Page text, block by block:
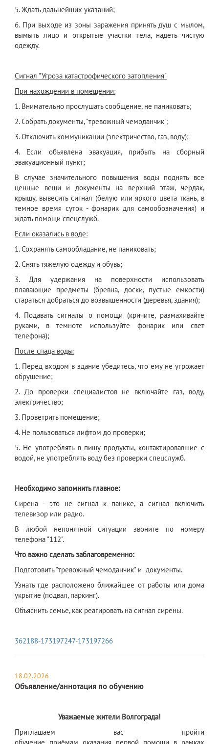
5. Ждать дальнейших указаний;
6. При выходе из зоны заражения принять душ с мылом,
вымыть лицо и открытые участки тела, надеть чистую
одежду.
Сигнал "Угроза катастрофического затопления"
При нахождении в помещении:
1. Внимательно прослушать сообщение, не паниковать;
2. Собрать документы, "тревожный чемоданчик";
3. Отключить коммуникации (электричество, газ, воду);
4. Если объявлена эвакуация, прибыть на сборный
эвакуационный пункт;
В случае значительного повышения воды поднять все
ценные вещи и документы на верхний этаж, чердак,
крышу, вывесить сигнал (белую или яркого цвета ткань, в
темное время суток - фонарик для самообозначения) и
ждать помощи спецслужб.
Если оказались в воде:
1. Сохранять самообладание, не паниковать;
2. Снять тяжелую одежду и обувь;
3. Для удержания на поверхности использовать
плавающие предметы (бревна, доски, пустые емкости)
стараться добраться до возвышенности (деревья, здания);
4. Подавать сигналы о помощи (кричите, размахивайте
руками, в темноте используйте фонарик или свет
телефона);
После спада воды:
1. Перед входом в здание убедитесь, что ему не угрожает
обрушение;
2. До проверки специалистов не включайте газ, воду,
электричество;
3. Проветрить помещение;
4. Не пользоваться лифтом до проверки;
5. Не употреблять в пищу продукты, контактировавшие с
водой, не употреблять воду без проверки спецслужб.
Необходимо запомнить главное:
Сирена - это не сигнал к панике, а сигнал включить
телевизор или радио.
В любой непонятной ситуации звоните по номеру
телефона "112".
Что важно сделать заблаговременно:
Подготовить "тревожный чемоданчик" и документы.
Узнать где расположено ближайшее от работы или дома
укрытие (подвал, паркинг).
Объяснить семье, как реагировать на сигнал сирены.
362188-173197247-173197266
18.02.2026
Объявление/аннотация по обучению
Уважаемые жители Волгограда!
Приглашаем вас пройти